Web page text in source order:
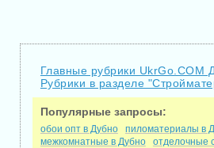
Главные рубрики UkrGo.COM
Рубрики в разделе
Популярные запросы:
обои опт в Дубно пиломатериалы в
межкомнатные в Дубно
отделочные